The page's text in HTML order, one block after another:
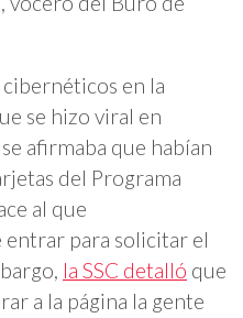
en la
se hizo viral en
afirmaba que habían
del Programa
al que
entrar para solicitar el
la SSC detalló que
a la página la gente